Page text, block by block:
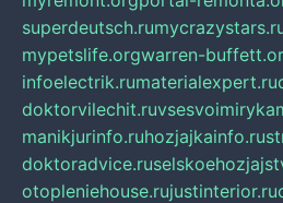
superdeutsch.ru
mypetslife.orgwarren-
infoelectrik.rumaterialexpert.ru
doktorvilechit.ru
manikjurinfo.ruhozjajkainfo.ru
doktoradvice.ru
otopleniehouse.rujustinterior.ru